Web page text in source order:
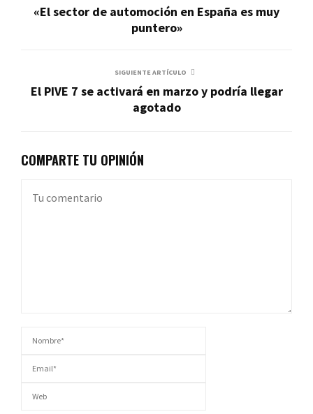
«El sector de automoción en España es muy
puntero»
SIGUIENTE ARTÍCULO
El PIVE 7 se activará en marzo y podría llegar
agotado
COMPARTE TU OPINIÓN